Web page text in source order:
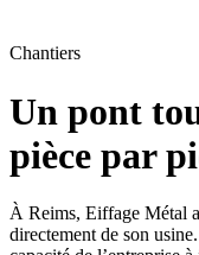
Chantiers
Un pont
pièce par
À Reims, Eiffage Métal
directement de son